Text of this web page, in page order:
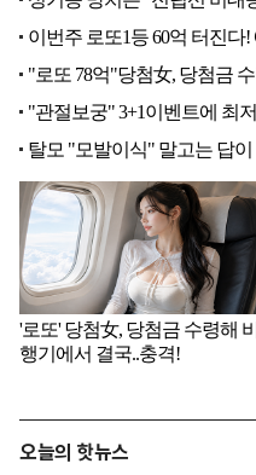
오늘의 핫뉴스